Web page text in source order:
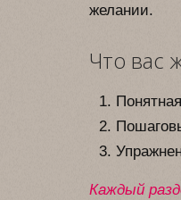
желании.
Что вас
Каждый